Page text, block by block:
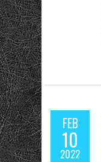
FEB
10
2022